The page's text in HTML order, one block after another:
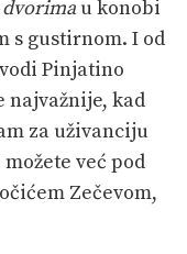
u konobi
s gustirnom. I od
Pinjatino
najvažnije, kad
za uživanciju
već pod
Zečevom,